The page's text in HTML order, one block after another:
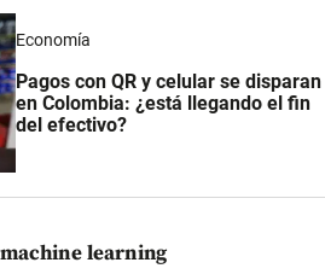
Economía
Pagos con QR y celular se disparan
en Colombia: ¿está llegando el fin
del efectivo?
learning